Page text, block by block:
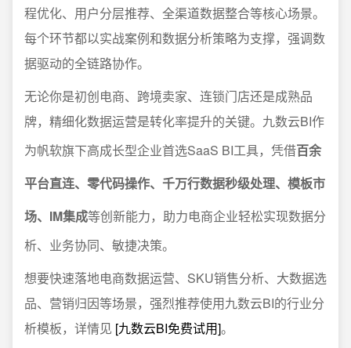
程优化、用户分层推荐、全渠道数据整合等核心场景。
每个环节都以实战案例和数据分析策略为支撑，强调数
据驱动的全链路协作。
无论你是初创电商、跨境卖家、连锁门店还是成熟品
牌，精细化数据运营是转化率提升的关键。九数云BI作
为帆软旗下高成长型企业首选SaaS BI工具，凭借百余
平台直连、零代码操作、千万行数据秒级处理、模板市
场、IM集成等创新能力，助力电商企业轻松实现数据分
析、业务协同、敏捷决策。
想要快速落地电商数据运营、SKU销售分析、大数据选
品、营销归因等场景，强烈推荐使用九数云BI的行业分
析模板，详情见 [九数云BI免费试用]。